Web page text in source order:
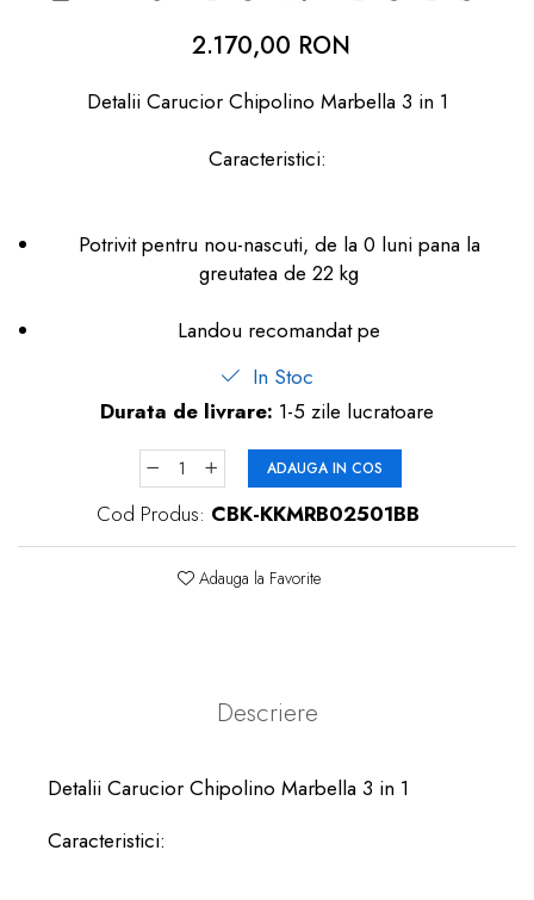
Igiena copii
2.170,00 RON
Detalii Carucior Chipolino Marbella 3 in 1
Caracteristici:
Potrivit pentru nou-nascuti, de la 0 luni pana la
greutatea de 22 kg
Landou recomandat pe
In Stoc
Durata de livrare: 1-5 zile lucratoare
ADAUGA IN COS
Cod Produs: CBK-KKMRB02501BB
Adauga la Favorite
Descriere
Detalii Carucior Chipolino Marbella 3 in 1
Caracteristici: